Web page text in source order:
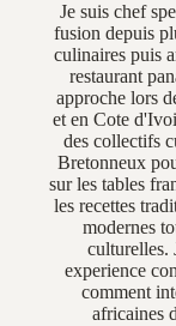
Je suis chef
fusion depuis
culinaires puis
restaurant
approche lors
et en Cote
des collectifs
Bretonneux
sur les tables
les recettes
modernes
culturelles.
experience
comment
africaines